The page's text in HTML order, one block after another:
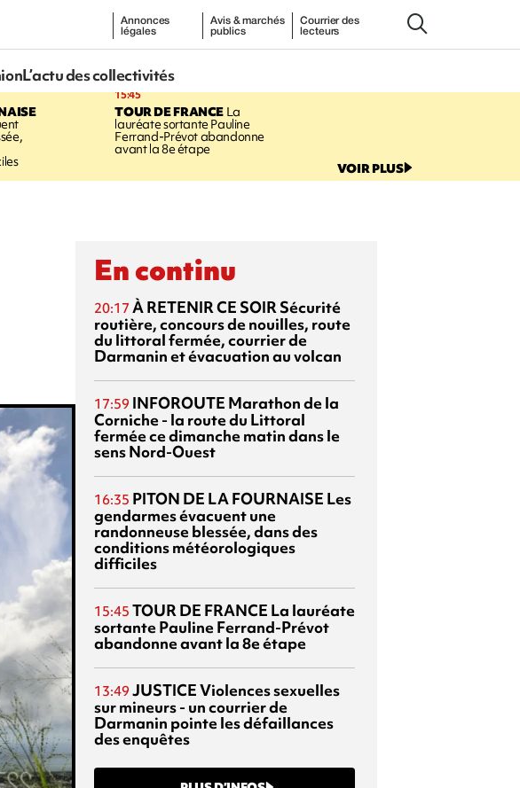
Annonces
légales
Avis & marchés
publics
Courrier des
lecteurs
L’actu des collectivités
15:45
TOUR DE FRANCELa
lauréate sortante Pauline
Ferrand-Prévot abandonne
avant la 8e étape
VOIR PLUS
En continu
20:17 À RETENIR CE SOIR Sécurité
routière, concours de nouilles, route
du littoral fermée, courrier de
Darmanin et évacuation au volcan
17:59 INFOROUTE Marathon de la
Corniche - la route du Littoral
fermée ce dimanche matin dans le
sens Nord-Ouest
16:35 PITON DE LA FOURNAISE Les
gendarmes évacuent une
randonneuse blessée, dans des
conditions météorologiques
difficiles
15:45 TOUR DE FRANCE La lauréate
sortante Pauline Ferrand-Prévot
abandonne avant la 8e étape
13:49 JUSTICEViolences sexuelles
sur mineurs - un courrier de
Darmanin pointe les défaillances
des enquêtes